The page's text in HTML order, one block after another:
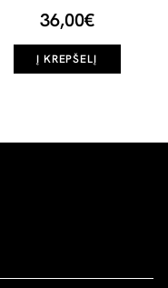
36,00€
Į KREPŠELĮ